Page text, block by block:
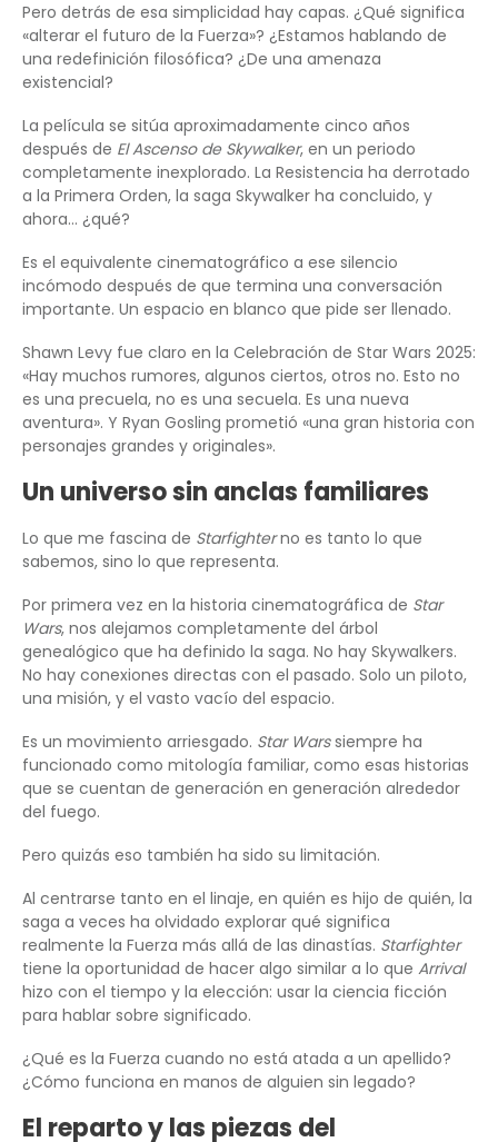
Pero detrás de esa simplicidad hay capas. ¿Qué significa
«alterar el futuro de la Fuerza»? ¿Estamos hablando de
una redefinición filosófica? ¿De una amenaza
existencial?
La película se sitúa aproximadamente cinco años
después de El Ascenso de Skywalker, en un periodo
completamente inexplorado. La Resistencia ha derrotado
a la Primera Orden, la saga Skywalker ha concluido, y
ahora… ¿qué?
Es el equivalente cinematográfico a ese silencio
incómodo después de que termina una conversación
importante. Un espacio en blanco que pide ser llenado.
Shawn Levy fue claro en la Celebración de Star Wars 2025:
«Hay muchos rumores, algunos ciertos, otros no. Esto no
es una precuela, no es una secuela. Es una nueva
aventura». Y Ryan Gosling prometió «una gran historia con
personajes grandes y originales».
Un universo sin anclas familiares
Lo que me fascina de Starfighterno es tanto lo que
sabemos, sino lo que representa.
Por primera vez en la historia cinematográfica de Star
Wars, nos alejamos completamente del árbol
genealógico que ha definido la saga. No hay Skywalkers.
No hay conexiones directas con el pasado. Solo un piloto,
una misión, y el vasto vacío del espacio.
Es un movimiento arriesgado. Star Warssiempre ha
funcionado como mitología familiar, como esas historias
que se cuentan de generación en generación alrededor
del fuego.
Pero quizás eso también ha sido su limitación.
Al centrarse tanto en el linaje, en quién es hijo de quién, la
saga a veces ha olvidado explorar qué significa
realmente la Fuerza más allá de las dinastías. Starfighter
tiene la oportunidad de hacer algo similar a lo que Arrival
hizo con el tiempo y la elección: usar la ciencia ficción
para hablar sobre significado.
¿Qué es la Fuerza cuando no está atada a un apellido?
¿Cómo funciona en manos de alguien sin legado?
El reparto y las piezas del